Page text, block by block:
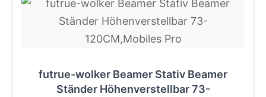
futrue-wolker Beamer Stativ Beamer
Ständer Höhenverstellbar 73-